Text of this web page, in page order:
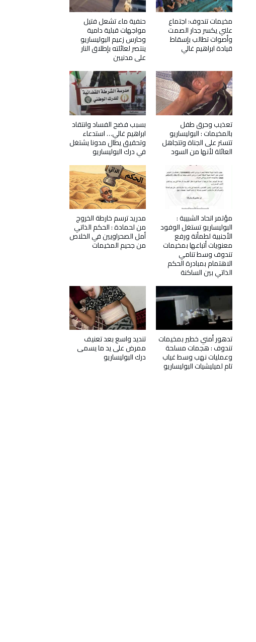
حنفية ماء تشعل فتيل
مواجهات قبلية دامية
وحارس زعيم البوليساريو
ينتصر لعائلته بإطلاق النار
على مدنيين
مخيمات تندوف: اجتماع
علني يكسر جدار الصمت
وأصوات تطالب بإسقاط
قيادة ابراهيم غالي
بسبب فضح الفساد وانتقاد
ابراهيم غالي… استدعاء
وتحقيق يطال مدونا يشتغل
في درك البوليساريو
تعذيب وحرق طفل
بالمخيمات : البوليساريو
تتستر على الجناة وتتجاهل
العائلة لأنها من السود
مدريد ترسم خارطة الخروج
من لحمادة : الحكم الذاتي
أمل الصحراويين في الخلاص
من جحيم المخيمات
مؤتمر اتحاد الشبيبة :
البوليساريو تستغل الوفود
الأجنبية لطمأنة ورفع
معنويات أتباعها بمخيمات
تندوف وسط تنامي
الاهتمام بمبادرة الحكم
الذاتي بين الساكنة
تنديد واسع بعد تعنيف
ممرض على يد ما يسمى
درك البوليساريو
تدهور أمني خطير بمخيمات
تندوف : هجمات مسلحة
وعمليات نهب وسط غياب
تام لميليشيات البوليساريو